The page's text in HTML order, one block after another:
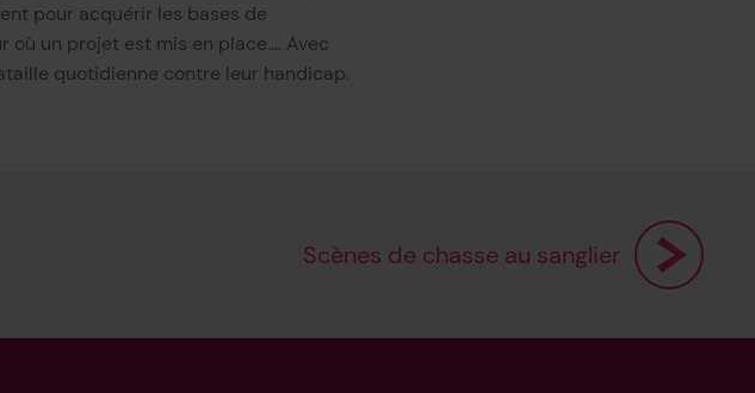
pour acquérir les bases de
où un projet est mis en place…. Avec
quotidienne contre leur handicap.
Scènes de chasse au sanglier